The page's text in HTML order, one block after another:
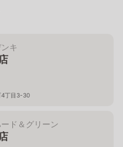
キ
4丁目3-30
ド＆グリーン